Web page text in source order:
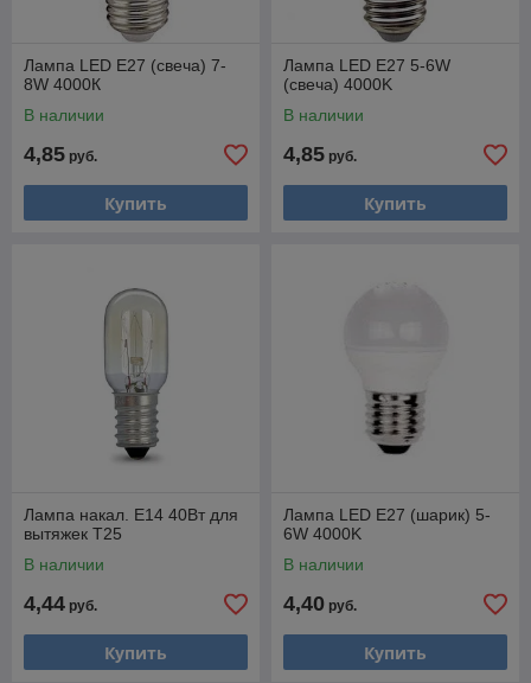
Лампа LED E27 (свеча) 7-
8W 4000К
В наличии
4,85 руб.
Купить
Лампа LED E27 5-6W
(свеча) 4000K
В наличии
4,85 руб.
Купить
Лампа накал. Е14 40Вт для
вытяжек Т25
В наличии
4,44 руб.
Купить
Лампа LED E27 (шарик) 5-
6W 4000K
В наличии
4,40 руб.
Купить